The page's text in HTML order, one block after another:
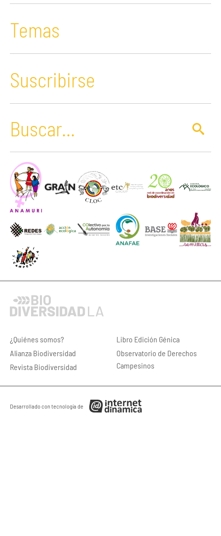
Temas
Suscribirse
¿Quiénes somos?
Alianza Biodiversidad
Revista Biodiversidad
Libro Edición Génica
Observatorio de Derechos
Campesinos